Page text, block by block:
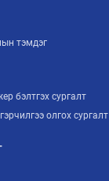
тэмдэг
бэлтгэх сургалт
олгох сургалт